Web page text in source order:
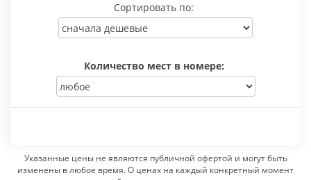
Сортировать по:
Количество мест в номере:
Указанные цены не являются публичной офертой и могут быть
изменены в любое время. О ценах на каждый конкретный момент